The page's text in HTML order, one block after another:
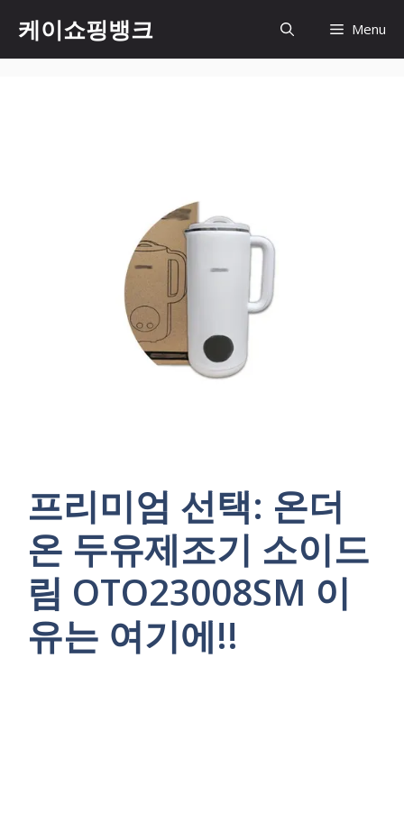
content
케이쇼핑뱅크 Menu
프리미엄 선택: 온더
온 두유제조기 소이드
림 OTO23008SM 이
유는 여기에!!